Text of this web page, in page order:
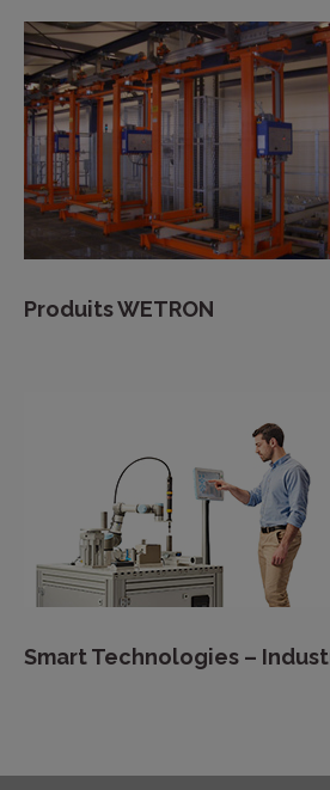
Produits WETRON
Smart Technologies –